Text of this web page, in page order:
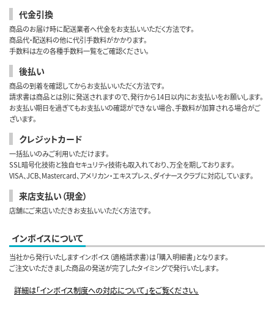
代金引換
商品のお届け時に配送業者へ代金をお支払いいただく方法です。
商品代・配送料の他に代引手数料がかかります。
手数料は左の各種手数料一覧をご確認ください。
後払い
商品の到着を確認してからお支払いいただく方法です。
請求書は商品とは別に発送されますので、発行から14日以内にお支払いをお願いします。
お支払い期日を過ぎてもお支払いの確認ができない場合、手数料が加算される場合がご
ざいます。
クレジットカード
一括払いのみご利用いただけます。
SSL暗号化技術と独自セキュリティ技術も取入れており、万全を期しております。
VISA、JCB、Mastercard、アメリカン・エキスプレス、ダイナースクラブに対応しています。
来店支払い（現金）
店舗にご来店いただきお支払いいただく方法です。
インボイスについて
当社から発行いたしますインボイス（適格請求書）は「購入明細書」となります。
ご注文いただきました商品の発送が完了したタイミングで発行いたします。
詳細は「インボイス制度への対応について」をご覧ください。